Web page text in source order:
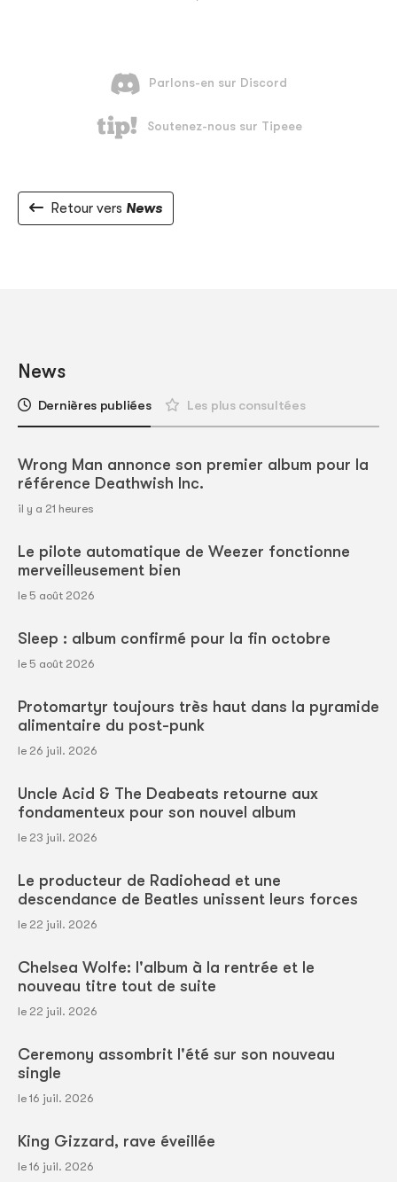
Retour vers News
News
Dernières publiées Les plus consultées
Wrong Man annonce son premier album pour la
référence Deathwish Inc.
il y a 21 heures
Le pilote automatique de Weezer fonctionne
merveilleusement bien
le 5 août 2026
Sleep : album confirmé pour la fin octobre
le 5 août 2026
Protomartyr toujours très haut dans la pyramide
alimentaire du post-punk
le 26 juil. 2026
Uncle Acid & The Deabeats retourne aux
fondamenteux pour son nouvel album
le 23 juil. 2026
Le producteur de Radiohead et une
descendance de Beatles unissent leurs forces
le 22 juil. 2026
Chelsea Wolfe: l'album à la rentrée et le
nouveau titre tout de suite
le 22 juil. 2026
Ceremony assombrit l'été sur son nouveau
single
le 16 juil. 2026
King Gizzard, rave éveillée
le 16 juil. 2026